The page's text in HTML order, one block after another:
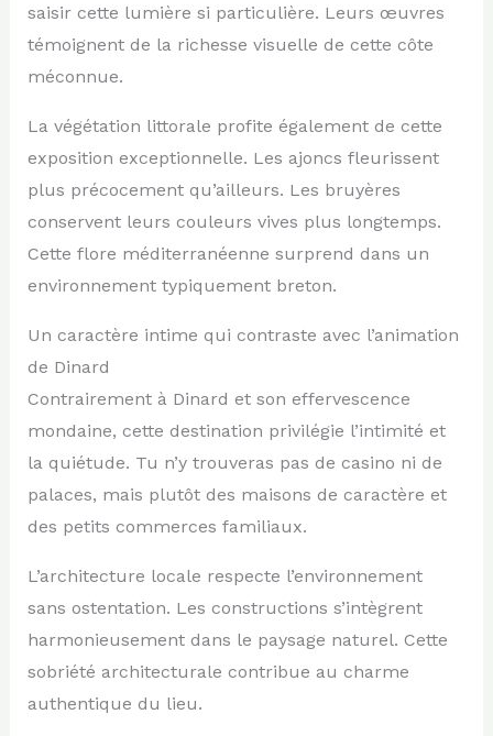
saisir cette lumière si particulière. Leurs œuvres
témoignent de la richesse visuelle de cette côte
méconnue.
La végétation littorale profite également de cette
exposition exceptionnelle. Les ajoncs fleurissent
plus précocement qu’ailleurs. Les bruyères
conservent leurs couleurs vives plus longtemps.
Cette flore méditerranéenne surprend dans un
environnement typiquement breton.
Un caractère intime qui contraste avec l’animation
de Dinard
Contrairement à Dinard et son effervescence
mondaine, cette destination privilégie l’intimité et
la quiétude. Tu n’y trouveras pas de casino ni de
palaces, mais plutôt des maisons de caractère et
des petits commerces familiaux.
L’architecture locale respecte l’environnement
sans ostentation. Les constructions s’intègrent
harmonieusement dans le paysage naturel. Cette
sobriété architecturale contribue au charme
authentique du lieu.